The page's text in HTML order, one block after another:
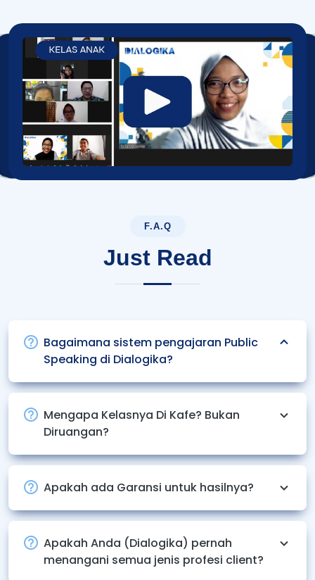
F.A.Q
Just Read
Bagaimana sistem pengajaran Public
Speaking di Dialogika?
Mengapa Kelasnya Di Kafe? Bukan
Diruangan?
Apakah ada Garansi untuk hasilnya?
Apakah Anda (Dialogika) pernah
menangani semua jenis profesi client?